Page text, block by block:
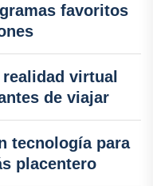
favoritos
virtual
de viajar
tecnología para
placentero